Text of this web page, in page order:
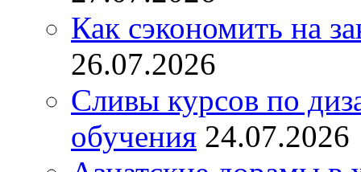
Как сэкономить на
26.07.2026
Сливы курсов по
обучения 24.07.2026